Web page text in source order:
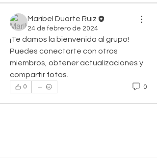
Maribel Duarte Ruiz
24 de febrero de 2024
¡Te damos la bienvenida al grupo!
Puedes conectarte con otros
miembros, obtener actualizaciones y
compartir fotos.
0 0